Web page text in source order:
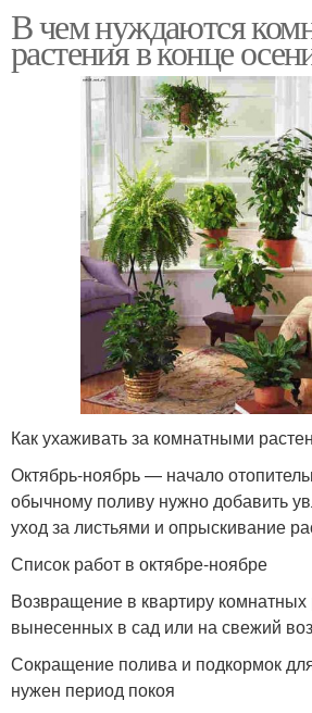
В чем нуждаются
растения в конце
Как ухаживать за комнатными
Октябрь-ноябрь — начало
обычному поливу нужно добавить
уход за листьями и опрыскивание
Список работ в октябре-ноябре
Возвращение в квартиру комнатных
вынесенных в сад или на свежий
Сокращение полива и подкормок
нужен период покоя